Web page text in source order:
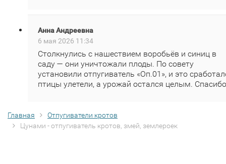
Анна Андреевна
6 мая 2026 11:34
Столкнулись с нашествием воробьёв и синиц в
саду — они уничтожали плоды. По совету
установили отпугиватель «Оп.01», и это
птицы улетели, а урожай остался целым.
Главная
Отпугиватели кротов
Цунами - отпугиватель кротов, змей, землероек